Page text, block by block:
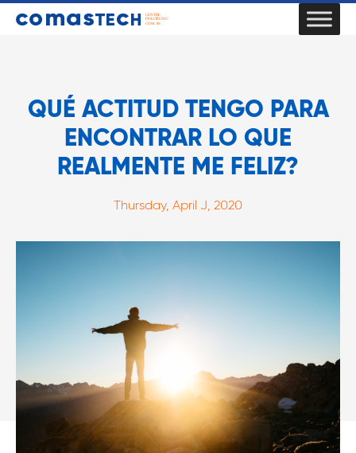
QUÉ ACTITUD TENGO PARA
ENCONTRAR LO QUE
REALMENTE ME FELIZ?
Thursday, April J, 2020